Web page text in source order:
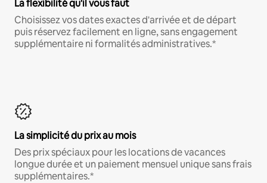
La flexibilité qu'il vous faut
Choisissez vos dates exactes d'arrivée et de départ
puis réservez facilement en ligne, sans engagement
supplémentaire ni formalités administratives.*
La simplicité du prix au mois
Des prix spéciaux pour les locations de vacances
longue durée et un paiement mensuel unique sans frais
supplémentaires.*